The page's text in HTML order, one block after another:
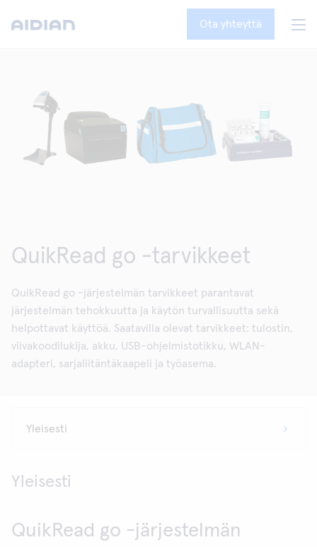
Ota yhteyttä
QuikRead go -tarvikkeet
QuikRead go -järjestelmän tarvikkeet parantavat
järjestelmän tehokkuutta ja käytön turvallisuutta sekä
helpottavat käyttöä. Saatavilla olevat tarvikkeet: tulostin,
viivakoodilukija, akku, USB-ohjelmistotikku, WLAN-
adapteri, sarjaliitäntäkaapeli ja työasema.
Yleisesti
QuikRead go -järjestelmän